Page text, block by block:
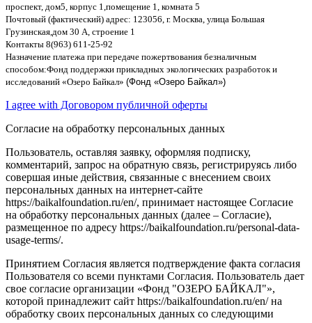
проспект, дом5, корпус 1, помещение 1, комната 5
Почтовый (фактический) адрес: 123056, г. Москва улица Большая
Грузинская дом 30 А строение 1
Контакты 8(963) 611-25-92
Назначение платежа при передаче пожертвования безналичным
способом:Фонд поддержки прикладных экологических разработок и
исследований «Озеро Байкал» (Фонд «Озеро Байкал»)
I agree with Договором публичной оферты
Согласие на обработку персональных данных
Пользователь, оставляя заявку, оформляя подписку,
комментарий, запрос на обратную связь, регистрируясь либо
совершая иные действия, связанные с внесением своих
персональных данных на интернет-сайте
https://baikalfoundation.ru/en/, принимает настоящее Согласие
на обработку персональных данных (далее – Согласие),
размещенное по адресу https://baikalfoundation.ru/personal-data-
usage-terms/.
Принятием Согласия является подтверждение факта согласия
Пользователя со всеми пунктами Согласия. Пользователь дает
свое согласие организации «Фонд "ОЗЕРО БАЙКАЛ"»,
которой принадлежит сайт https://baikalfoundation.ru/en/ на
обработку своих персональных данных со следующими